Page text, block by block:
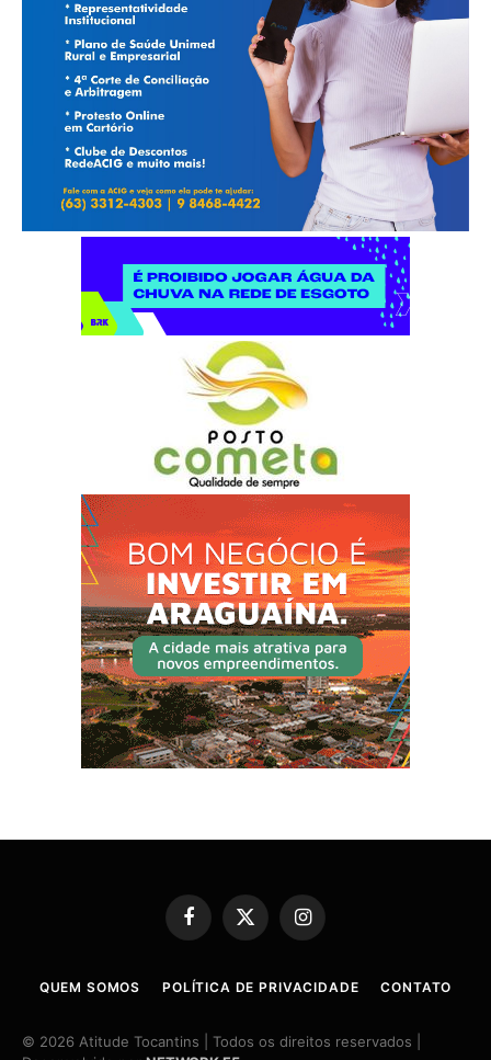
Facebook
X
(Twitter)
Instagram
QUEM SOMOS POLÍTICA DE PRIVACIDADE CONTATO
© 2026 Atitude Tocantins | Todos os direitos reservados |